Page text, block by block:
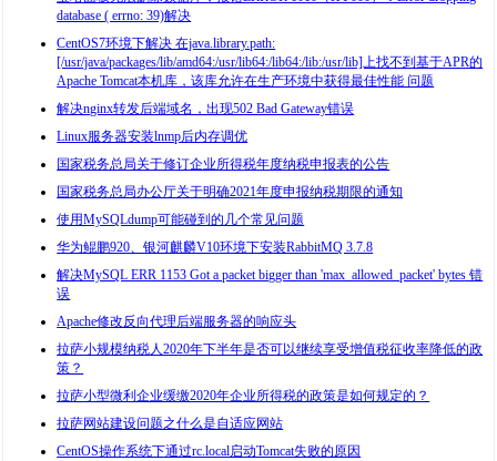
database ( errno: 39)解决
CentOS7环境下解决 在java.library.path:
[/usr/java/packages/lib/amd64:/usr/lib64:/lib64:/lib:/usr/lib]上找不到基于APR的
Apache Tomcat本机库，该库允许在生产环境中获得最佳性能 问题
解决nginx转发后端域名，出现502 Bad Gateway错误
Linux服务器安装lnmp后内存调优
国家税务总局关于修订企业所得税年度纳税申报表的公告
国家税务总局办公厅关于明确2021年度申报纳税期限的通知
使用MySQLdump可能碰到的几个常见问题
华为鲲鹏920、银河麒麟V10环境下安装RabbitMQ 3.7.8
解决MySQL ERR 1153 Got a packet bigger than 'max_allowed_packet' bytes 错
误
Apache修改反向代理后端服务器的响应头
拉萨小规模纳税人2020年下半年是否可以继续享受增值税征收率降低的政
策？
拉萨小型微利企业缓缴2020年企业所得税的政策是如何规定的？
拉萨网站建设问题之什么是自适应网站
CentOS操作系统下通过rc.local启动Tomcat失败的原因